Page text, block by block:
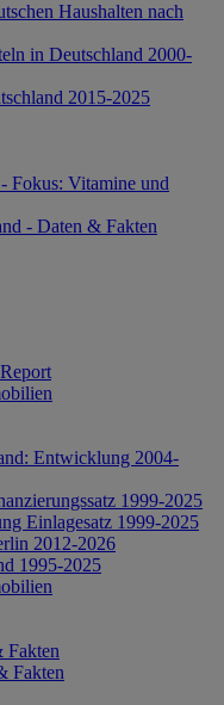
Haushalten nach
in Deutschland 2000-
2015-2025
Fokus: Vitamine und
- Daten & Fakten
Entwicklung 2004-
1999-2025
Einlagesatz 1999-2025
2012-2026
1995-2025
Fakten
Fakten